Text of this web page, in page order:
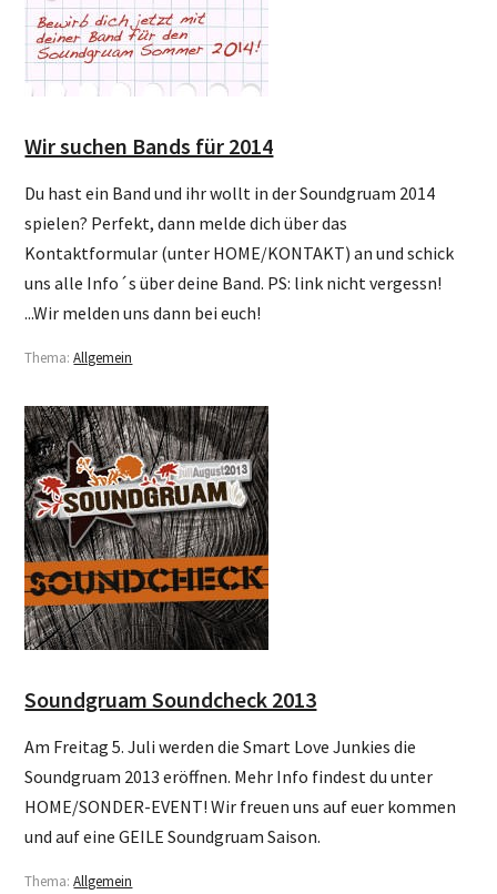
Wir suchen Bands für 2014
Du hast ein Band und ihr wollt in der Soundgruam 2014
spielen? Perfekt, dann melde dich über das
Kontaktformular (unter HOME/KONTAKT) an und schick
uns alle Info´s über deine Band. PS: link nicht vergessn!
...Wir melden uns dann bei euch!
Thema:Allgemein
Soundgruam Soundcheck 2013
Am Freitag 5. Juli werden die Smart Love Junkies die
Soundgruam 2013 eröffnen. Mehr Info findest du unter
HOME/SONDER-EVENT! Wir freuen uns auf euer kommen
und auf eine GEILE Soundgruam Saison.
Thema:Allgemein